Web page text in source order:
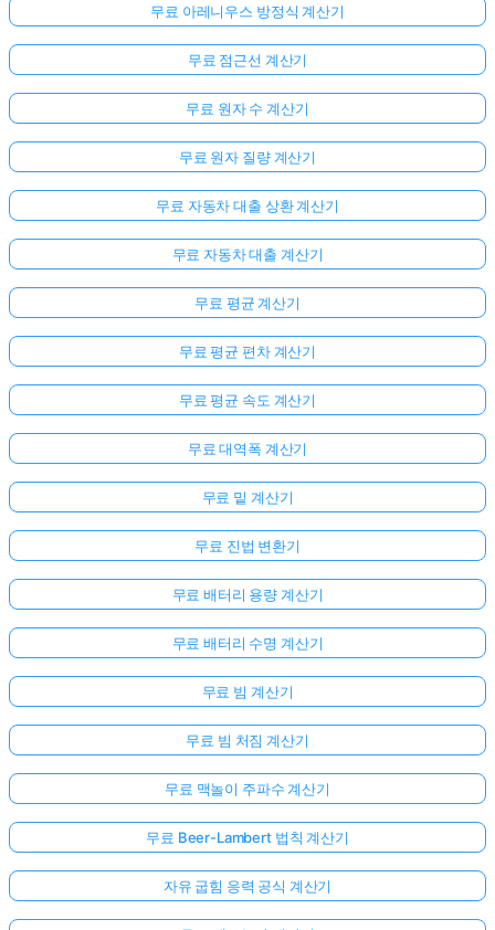
질
무료 아레니우스 방정식 계산기
무료 점근선 계산기
무료 원자 수 계산기
무료 원자 질량 계산기
무료 자동차 대출 상환 계산기
무료 자동차 대출 계산기
무료 평균 계산기
무료 평균 편차 계산기
무료 평균 속도 계산기
무료 대역폭 계산기
무료 밑 계산기
무료 진법 변환기
무료 배터리 용량 계산기
무료 배터리 수명 계산기
무료 빔 계산기
무료 빔 처짐 계산기
무료 맥놀이 주파수 계산기
무료 Beer-Lambert 법칙 계산기
자유 굽힘 응력 공식 계산기